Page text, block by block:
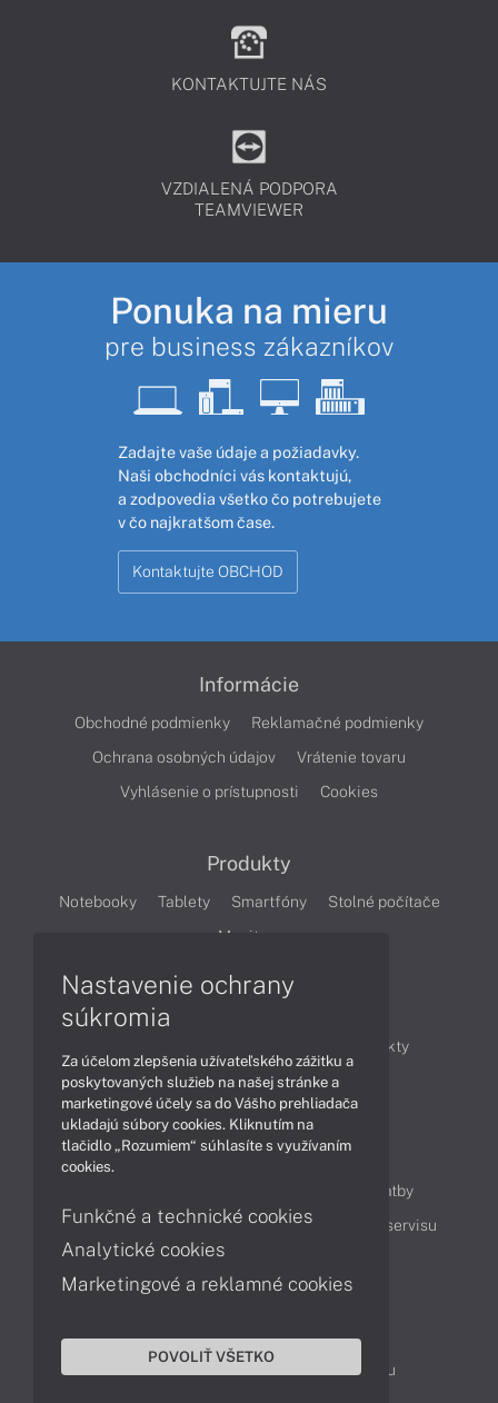
KONTAKTUJTE NÁS
VZDIALENÁ PODPORA
TEAMVIEWER
Ponuka na mieru
pre business zákazníkov
Zadajte vaše údaje a požiadavky.
Naši obchodníci vás kontaktujú,
a zodpovedia všetko čo potrebujete
v čo najkratšom čase.
Kontaktujte OBCHOD
Informácie
Obchodné podmienky
Reklamačné podmienky
Ochrana osobných údajov
Vrátenie tovaru
Vyhlásenie o prístupnosti
Cookies
Produkty
Notebooky Tablety Smartfóny
Stolné počítače
Monitory
Produkty
Technológie
Videá
Obsah
Možnosti doručenia a platby
Podpora a servis
Servisné služby Cenník servisu
Kontakty
043 4224 771
Obchodné oddelenie
Reklamácia tovaru
Nastavenie ochrany
súkromia
Za účelom zlepšenia užívateľského zážitku a
poskytovaných služieb na našej stránke a
marketingové účely sa do Vášho prehliadača
ukladajú súbory cookies. Kliknutím na
tlačidlo „Rozumiem“ súhlasíte s využívaním
cookies.
Funkčné a technické cookies
Analytické cookies
Marketingové a reklamné cookies
POVOLIŤ VŠETKO